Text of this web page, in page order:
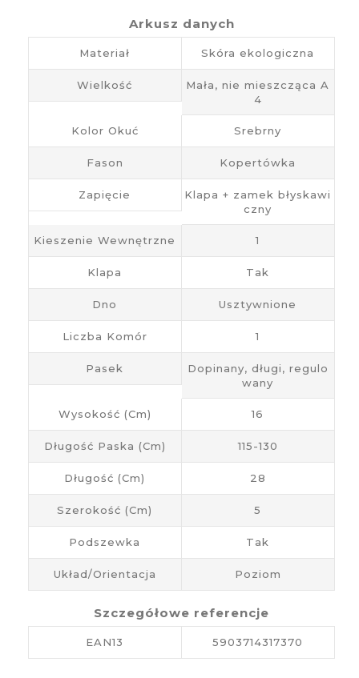
Arkusz danych
Materiał Skóra ekologiczna
Wielkość
Mała, nie mieszcząca A
4
Kolor Okuć Srebrny
Fason Kopertówka
Zapięcie
Klapa + zamek błyskawi
czny
Kieszenie Wewnętrzne 1
Klapa Tak
Dno Usztywnione
Liczba Komór 1
Pasek
Dopinany, długi, regulo
wany
Wysokość (cm) 16
Długość Paska (cm) 115-130
Długość (cm) 28
Szerokość (cm) 5
Podszewka Tak
Układ/Orientacja Poziom
Szczegółowe referencje
EAN13 5903714317370